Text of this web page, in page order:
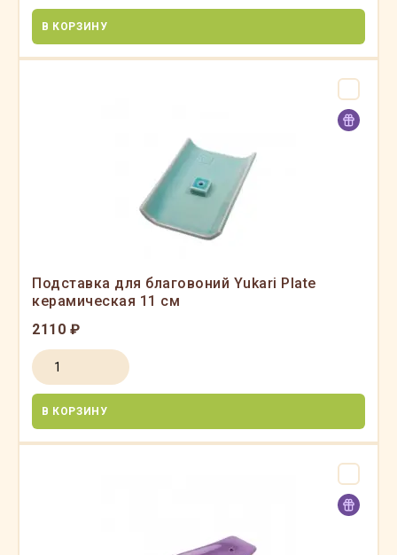
В КОРЗИНУ
Подставка для благовоний Yukari Plate
керамическая 11 см
2110 ₽
В КОРЗИНУ